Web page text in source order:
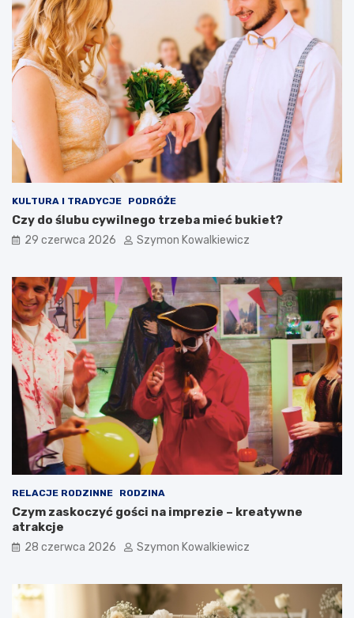
KULTURA I TRADYCJE PODRÓŻE
Czy do ślubu cywilnego trzeba mieć bukiet?
29 czerwca 2026 Szymon Kowalkiewicz
RELACJE RODZINNE RODZINA
Czym zaskoczyć gości na imprezie – kreatywne
atrakcje
28 czerwca 2026 Szymon Kowalkiewicz